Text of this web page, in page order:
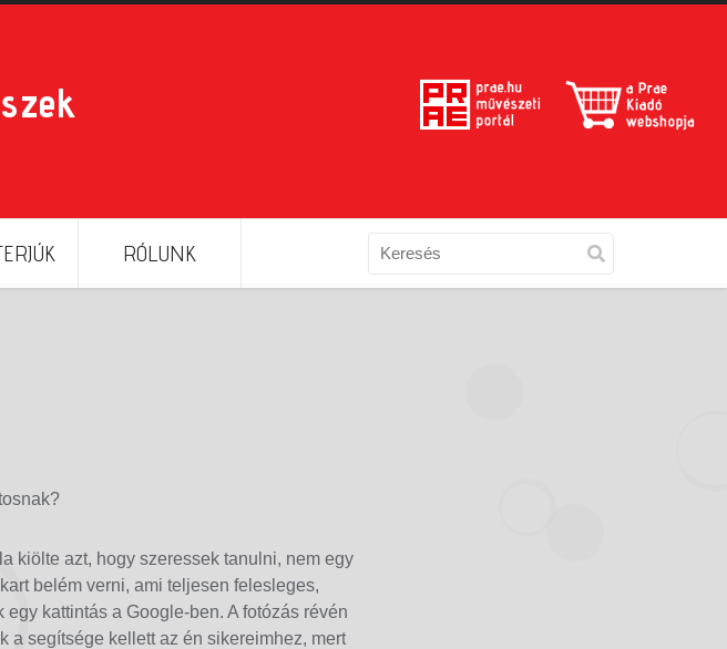
RÓLUNK
kiölte azt, hogy szeressek tanulni, nem egy
belém verni, ami teljesen felesleges,
kattintás a Google-ben. A fotózás révén
a segítsége kellett az én sikereimhez, mert